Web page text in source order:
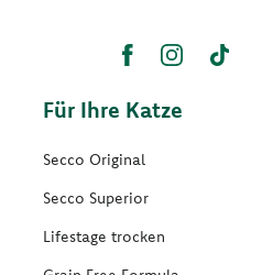
Für Ihre Katze
Secco Original
Secco Superior
Lifestage trocken